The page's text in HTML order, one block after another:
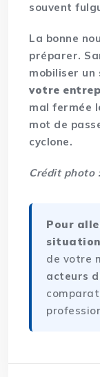
souvent
La bonne
préparer.
mobiliser un
votre
mal fermée
mot de
cyclone.
Crédit photo
Pour
de votre
acteurs